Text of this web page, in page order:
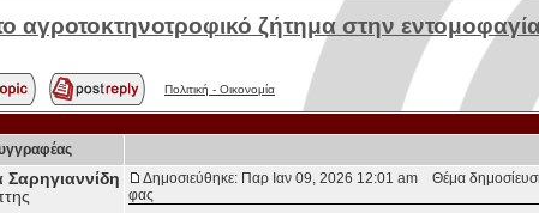
αγροτοκτηνοτροφικό ζήτημα στην
Πολιτική - Oικονομία
Σαρηγιαννίδη
Δημοσιεύθηκε: Παρ Ιαν 09, 2026 12:01 am
Θέμα
φας